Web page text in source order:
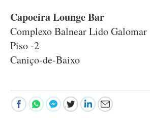
Capoeira Lounge Bar
Complexo Balnear Lido Galomar
Piso -2
Caniço-de-Baixo